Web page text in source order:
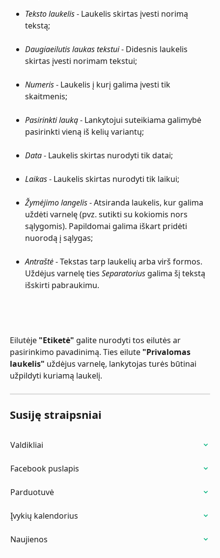
Teksto laukelis - Laukelis skirtas įvesti norimą
tekstą;
Daugiaeilutis laukas tekstui - Didesnis laukelis
skirtas įvesti norimam tekstui;
Numeris - Laukelis į kurį galima įvesti tik
skaitmenis;
Pasirinkti lauką - Lankytojui suteikiama galimybė
pasirinkti vieną iš kelių variantų;
Data - Laukelis skirtas nurodyti tik datai;
Laikas - Laukelis skirtas nurodyti tik laikui;
Žymėjimo langelis - Atsiranda laukelis, kur galima
uždėti varnelę (pvz. sutikti su kokiomis nors
sąlygomis). Papildomai galima iškart pridėti
nuorodą į sąlygas;
Antraštė - Tekstas tarp laukelių arba virš formos.
Uždėjus varnelę ties Separatorius galima šį tekstą
išskirti pabraukimu.
Eilutėje "Etiketė" galite nurodyti tos eilutės ar
pasirinkimo pavadinimą. Ties eilute "Privalomas
laukelis" uždėjus varnelę, lankytojas turės būtinai
užpildyti kuriamą laukelį.
Susiję straipsniai
Valdikliai
Facebook puslapis
Parduotuvė
Įvykių kalendorius
Naujienos